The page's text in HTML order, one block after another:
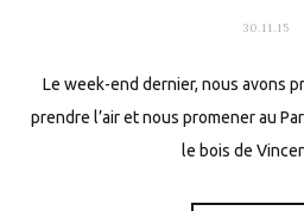
30.11.15
Le week-end dernier, nous avons
prendre l’air et nous promener au
le bois de